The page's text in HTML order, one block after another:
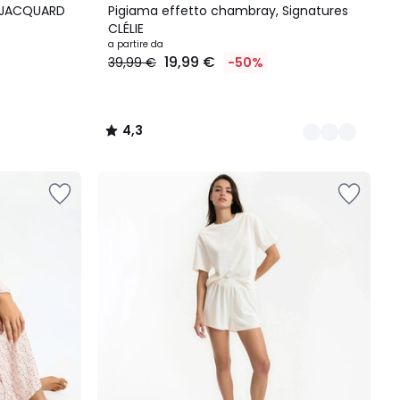
Pigiama effetto chambray, Signatures
CLÉLIE
a partire da
39,99 € 19,99 € -50%
/ 5
Colori
4,3
/